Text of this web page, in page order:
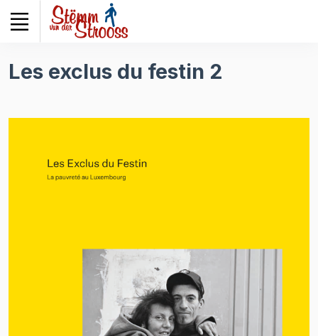
noter
site
d'accessibilité.
Les exclus du festin 2